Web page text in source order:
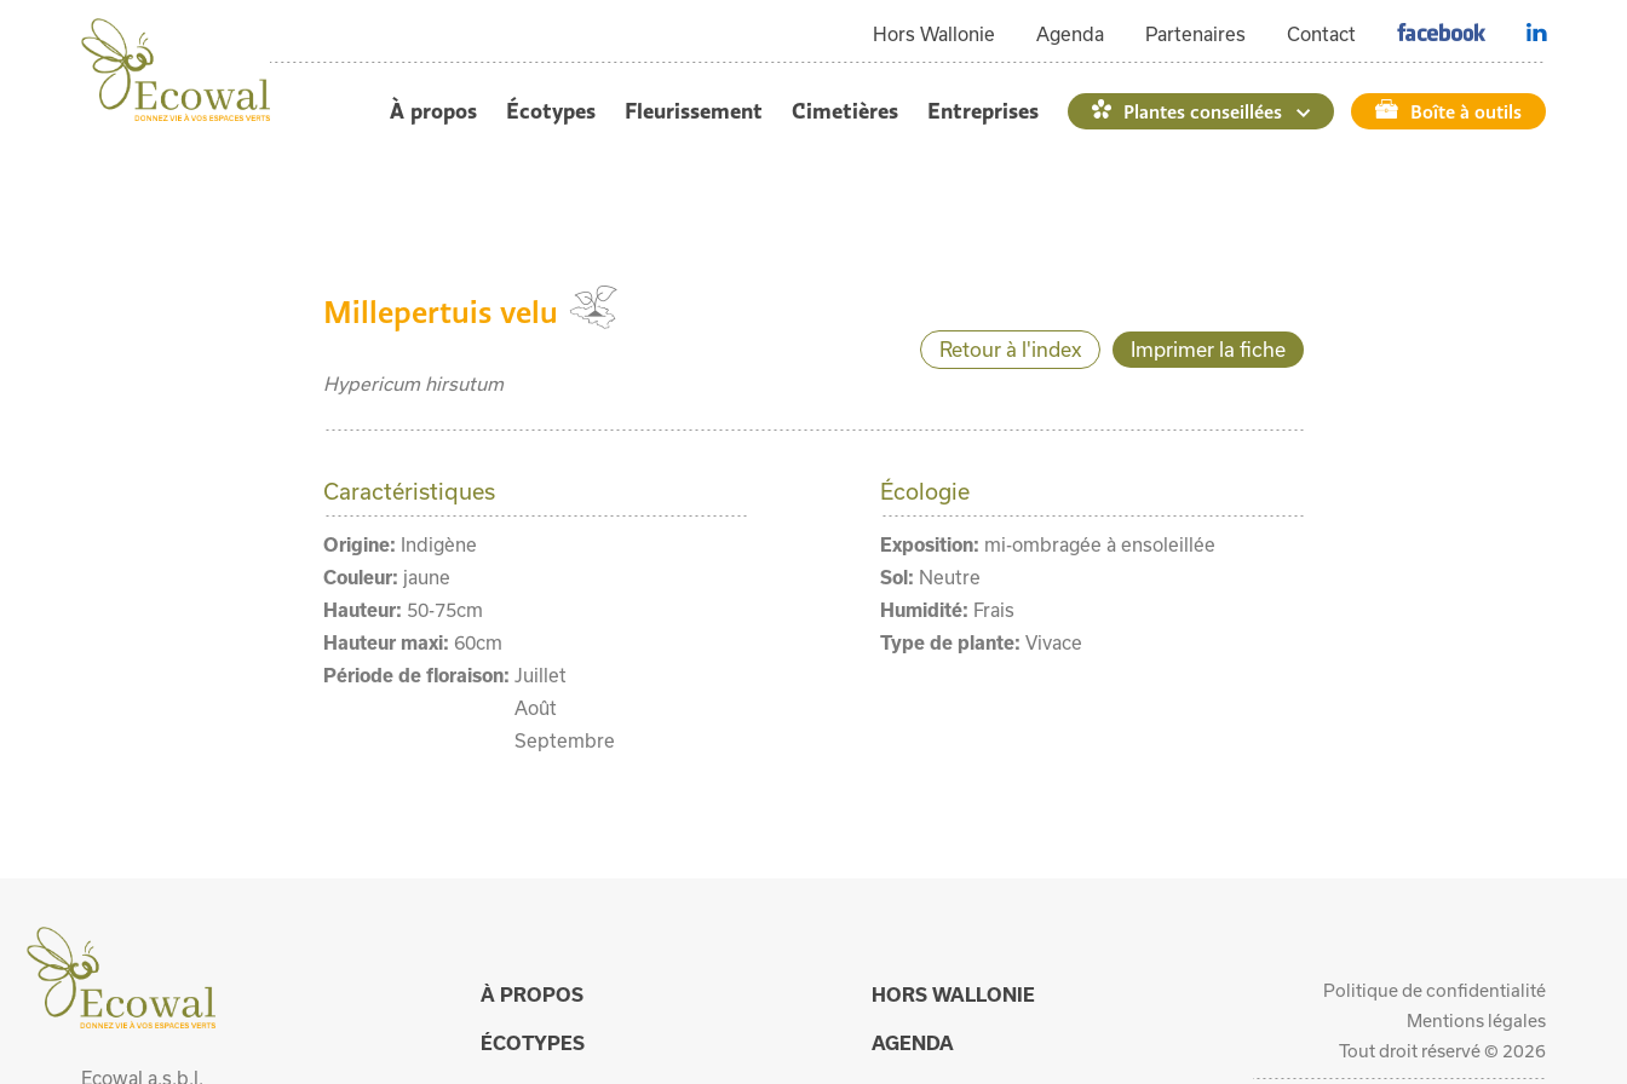
Hors Wallonie Agenda Partenaires Contact
À propos Écotypes Fleurissement Cimetières Entreprises Plantes conseillées Boîte à outils
Millepertuis velu
Hypericum hirsutum
Retour à l'index Imprimer la fiche
Caractéristiques
Origine: Indigène
Couleur: jaune
Hauteur: 50-75cm
Hauteur maxi: 60cm
Période de floraison: Juillet
Août
Septembre
Écologie
Exposition: mi-ombragée à ensoleillée
Sol: Neutre
Humidité: Frais
Type de plante: Vivace
Ecowal a.s.b.l.
À PROPOS
ÉCOTYPES
HORS WALLONIE
AGENDA
Politique de confidentialité
Mentions légales
Tout droit réservé © 2026